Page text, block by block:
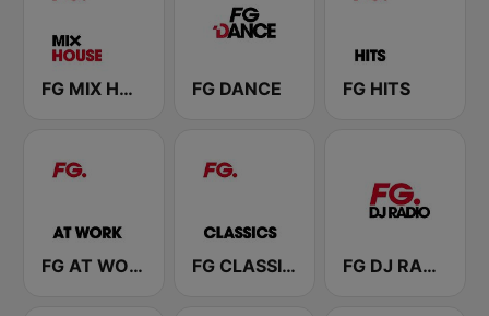
FG MIX HOUSE FG DANCE FG HITS
FG AT WORK FG CLASSICS FG DJ RADIO